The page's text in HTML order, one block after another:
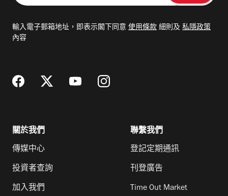
郵
輸入電子郵箱地址，即表示閣下同意 使用條款 細則及 私隱政策
內容
關於我們
傳媒中心
投資者查詢
加入我們
聯繫我們
登記定期通訊
刊登廣告
Time Out Market